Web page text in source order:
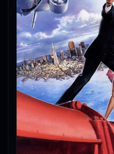
ผ่อน
🎥อัปเดตโดยทีมงาน Free
18/06/2026 |เกี่ยวกับเรา